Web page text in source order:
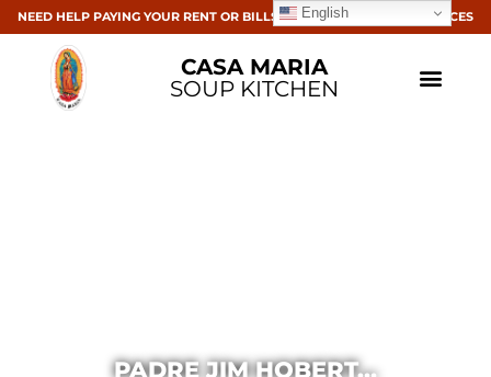
NEED HELP PAYING YOUR RENT OR BILLS? CLICK HERE FOR RESOURCES
CASA MARIA
SOUP KITCHEN
PADRE JIM HOBERT…
English